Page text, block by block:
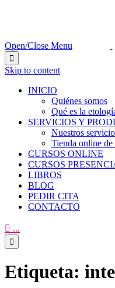
Open/Close Menu

Skip to content
INICIO
Quiénes somos
Qué es la
SERVICIOS Y
Nuestros
Tienda online
CURSOS ONLINE
CURSOS
LIBROS
BLOG
PEDIR CITA
CONTACTO
 ...

Etiqueta: